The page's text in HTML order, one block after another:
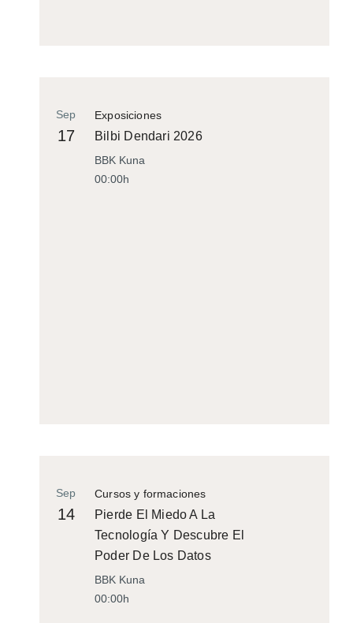
Exposiciones
Sep
17 Bilbi Dendari 2026
BBK Kuna
00:00h
Cursos y formaciones
Sep
14
Pierde El Miedo A La
Tecnología Y Descubre El
Poder De Los Datos
BBK Kuna
00:00h